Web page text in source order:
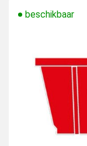
beschikbaar